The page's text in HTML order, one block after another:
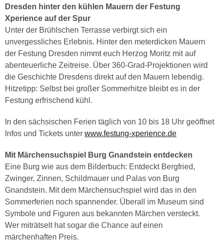
Dresden hinter den kühlen Mauern der Festung
Xperience auf der Spur
Unter der Brühlschen Terrasse verbirgt sich ein
unvergessliches Erlebnis. Hinter den meterdicken Mauern
der Festung Dresden nimmt euch Herzog Moritz mit auf
abenteuerliche Zeitreise. Über 360-Grad-Projektionen wird
die Geschichte Dresdens direkt auf den Mauern lebendig.
Hitzetipp: Selbst bei großer Sommerhitze bleibt es in der
Festung erfrischend kühl.
In den sächsischen Ferien täglich von 10 bis 18 Uhr geöffnet
Infos und Tickets unter www.festung-xperience.de
Mit Märchensuchspiel Burg Gnandstein entdecken
Eine Burg wie aus dem Bilderbuch: Entdeckt Bergfried,
Zwinger, Zinnen, Schildmauer und Palas von Burg
Gnandstein. Mit dem Märchensuchspiel wird das in den
Sommerferien noch spannender. Überall im Museum sind
Symbole und Figuren aus bekannten Märchen versteckt.
Wer miträtselt hat sogar die Chance auf einen
märchenhaften Preis.